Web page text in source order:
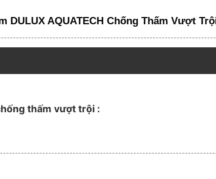
DULUX AQUATECH Chống Thấm Vượt
thấm vượt trội :